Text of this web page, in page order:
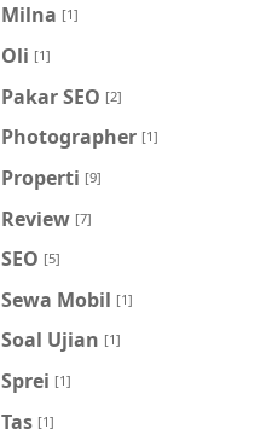
Milna [1]
Oli [1]
Pakar SEO [2]
Photographer [1]
Properti [9]
Review [7]
SEO [5]
Sewa Mobil [1]
Soal Ujian [1]
Sprei [1]
Tas [1]